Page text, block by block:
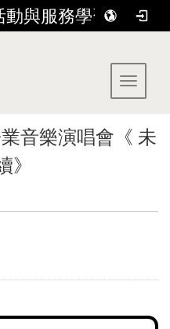
與服務學習組
Toggle
音樂演唱會《 未
》